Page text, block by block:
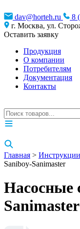
dav@horteh.ru
8
г. Москва, ул.
Оставить заявку
Продукция
О компании
Потребителям
Документация
Контакты
Главная >
Saniboy-Sanimaster
Насосные
Sanimaster